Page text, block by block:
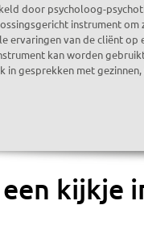
door psycholoog-
instrument om
ervaringen van de cliënt op
kan worden
in gesprekken met
kijkje